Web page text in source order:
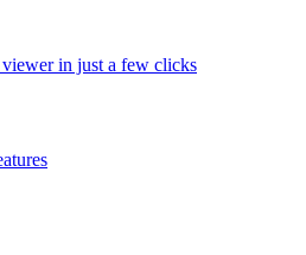
in just a few clicks